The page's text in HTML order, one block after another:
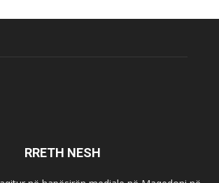
RRETH NESH